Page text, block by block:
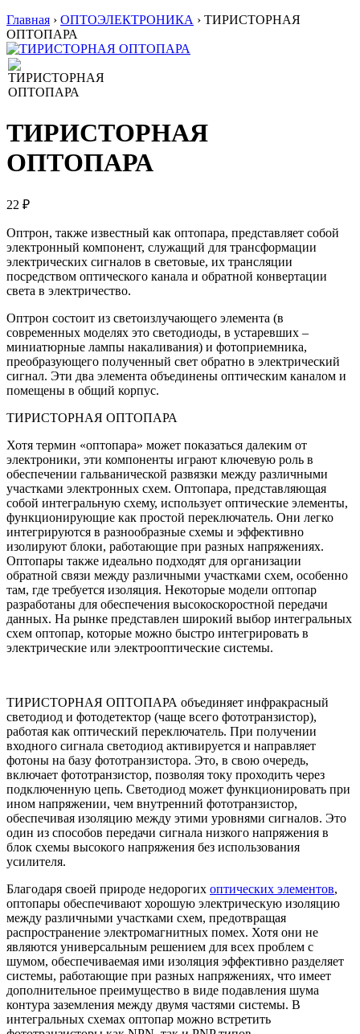
Главная › ОПТОЭЛЕКТРОНИКА › ТИРИСТОРНАЯ
ОПТОПАРА
ТИРИСТОРНАЯ
ОПТОПАРА
22 ₽
Оптрон, также известный как оптопара, представляет собой
электронный компонент, служащий для трансформации
электрических сигналов в световые, их трансляции
посредством оптического канала и обратной конвертации
света в электричество.
Оптрон состоит из светоизлучающего элемента (в
современных моделях это светодиоды, в устаревших –
миниатюрные лампы накаливания) и фотоприемника,
преобразующего полученный свет обратно в электрический
сигнал. Эти два элемента объединены оптическим каналом и
помещены в общий корпус.
ТИРИСТОРНАЯ ОПТОПАРА
Хотя термин «оптопара» может показаться далеким от
электроники, эти компоненты играют ключевую роль в
обеспечении гальванической развязки между различными
участками электронных схем. Оптопара, представляющая
собой интегральную схему, использует оптические элементы,
функционирующие как простой переключатель. Они легко
интегрируются в разнообразные схемы и эффективно
изолируют блоки, работающие при разных напряжениях.
Оптопары также идеально подходят для организации
обратной связи между различными участками схем, особенно
там, где требуется изоляция. Некоторые модели оптопар
разработаны для обеспечения высокоскоростной передачи
данных. На рынке представлен широкий выбор интегральных
схем оптопар, которые можно быстро интегрировать в
электрические или электрооптические системы.
ТИРИСТОРНАЯ ОПТОПАРА объединяет инфракрасный
светодиод и фотодетектор (чаще всего фототранзистор),
работая как оптический переключатель. При получении
входного сигнала светодиод активируется и направляет
фотоны на базу фототранзистора. Это, в свою очередь,
включает фототранзистор, позволяя току проходить через
подключенную цепь. Светодиод может функционировать при
ином напряжении, чем внутренний фототранзистор,
обеспечивая изоляцию между этими уровнями сигналов. Это
один из способов передачи сигнала низкого напряжения в
блок схемы высокого напряжения без использования
усилителя.
Благодаря своей природе недорогих оптических элементов,
оптопары обеспечивают хорошую электрическую изоляцию
между различными участками схем, предотвращая
распространение электромагнитных помех. Хотя они не
являются универсальным решением для всех проблем с
шумом, обеспечиваемая ими изоляция эффективно разделяет
системы, работающие при разных напряжениях, что имеет
дополнительное преимущество в виде подавления шума
контура заземления между двумя частями системы. В
интегральных схемах оптопар можно встретить